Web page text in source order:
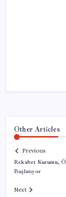
Other Articles
Previous
Rekabet Kurumu,
Başlatıyor
Next